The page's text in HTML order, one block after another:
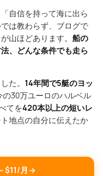
自信を持って海に出ら
は教わらず、ブログで
山ほどあります。 船の
、どんな条件でも走ら
た。 14年間で5艇のヨッ
の30万ユーロのハルベル
てを420本以上の短いレ
地点の自分に伝えたか
$11/月